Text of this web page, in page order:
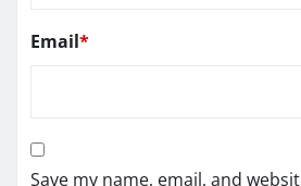
Email*
Save my name, email, and